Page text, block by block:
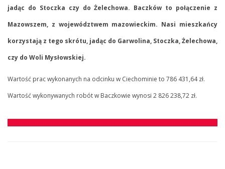
jadąc do Stoczka czy do Żelechowa. Baczków to połączenie z
Mazowszem, z województwem mazowieckim. Nasi mieszkańcy
korzystają z tego skrótu, jadąc do Garwolina, Stoczka, Żelechowa,
czy do Woli Mysłowskiej.
Wartość prac wykonanych na odcinku w Ciechominie to 786 431,64 zł.
Wartość wykonywanych robót w Baczkowie wynosi 2 826 238,72 zł.